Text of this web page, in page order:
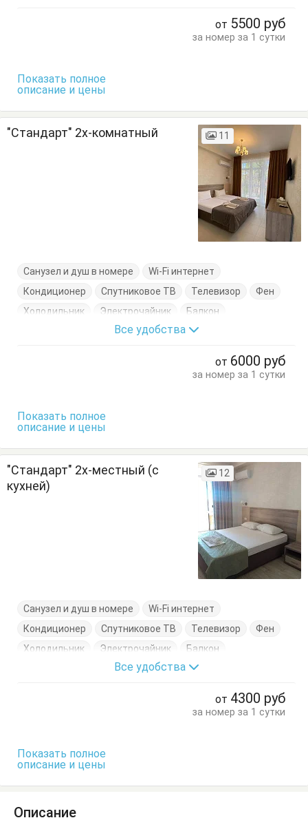
от 5500 руб
за номер за 1 сутки
Показать полное
описание и цены
"Стандарт" 2х-комнатный 11
Санузел и душ в номере
Wi-Fi интернет
Кондиционер
Спутниковое ТВ Телевизор
Фен
Холодильник
Электрочайник
Балкон
Кровати односпальные
Кровать двуспальная
Все удобства
от 6000 руб
за номер за 1 сутки
Показать полное
описание и цены
"Стандарт" 2х-местный (с
кухней)
12
Санузел и душ в номере
Wi-Fi интернет
Кондиционер
Спутниковое ТВ Телевизор
Фен
Холодильник
Электрочайник
Балкон
Кровати односпальные
Кровать двуспальная
Все удобства
от 4300 руб
за номер за 1 сутки
Показать полное
описание и цены
Описание